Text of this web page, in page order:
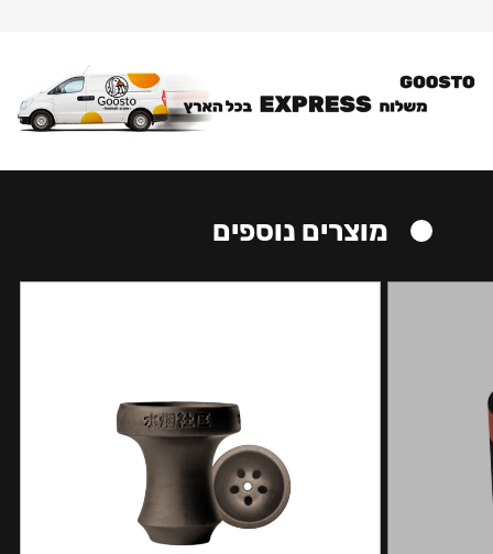
מוצרים נוספים